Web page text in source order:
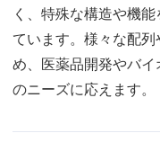
く、特殊な構造や機
ています。様々な配
め、医薬品開発やバ
のニーズに応えます。